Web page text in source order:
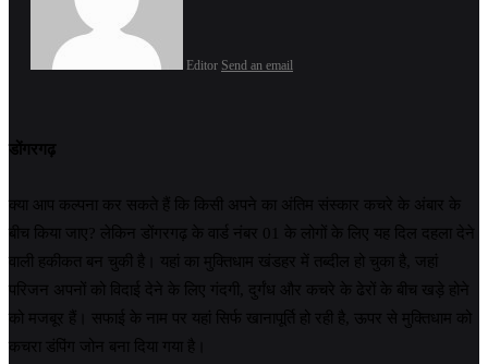
Editor Send an email
डोंगरगढ़
क्या आप कल्पना कर सकते हैं कि किसी अपने का अंतिम संस्कार कचरे के अंबार के
बीच किया जाए? लेकिन डोंगरगढ़ के वार्ड नंबर 01 के लोगों के लिए यह दिल दहला देने
वाली हकीकत बन चुकी है। यहां का मुक्तिधाम खंडहर में तब्दील हो चुका है, जहां
परिजन अपनों को विदाई देने के लिए गंदगी, दुर्गंध और कचरे के ढेरों के बीच खड़े होने
को मजबूर हैं। सफाई के नाम पर यहां सिर्फ खानापूर्ति हो रही है, ऊपर से मुक्तिधाम को
कचरा डंपिंग जोन बना दिया गया है।